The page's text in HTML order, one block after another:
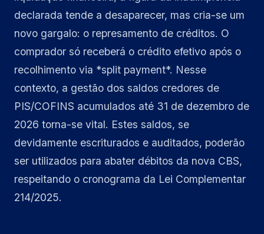
declarada tende a desaparecer, mas cria-se um
novo gargalo: o represamento de créditos. O
comprador só receberá o crédito efetivo após o
recolhimento via *split payment*. Nesse
contexto, a gestão dos saldos credores de
PIS/COFINS acumulados até 31 de dezembro de
2026 torna-se vital. Estes saldos, se
devidamente escriturados e auditados, poderão
ser utilizados para abater débitos da nova CBS,
respeitando o cronograma da Lei Complementar
214/2025.